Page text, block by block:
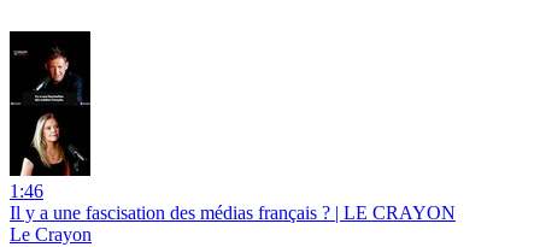
1:46
Il y a une fascisation des médias français ? | LE CRAYON
Le Crayon